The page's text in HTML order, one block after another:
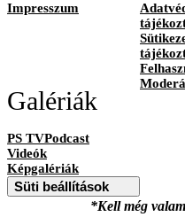
Impresszum
Galériák
PS TVPodcast
Videók
Képgalériák
Süti beállítások
*Kell még